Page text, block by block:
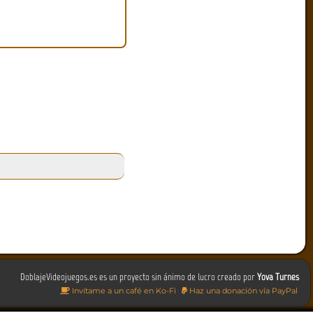
DoblajeVideojuegos.es es un proyecto sin ánimo de lucro creado porYova Turnes
Invítame a un café en Ko-Fi Haz una donación vía PayPal